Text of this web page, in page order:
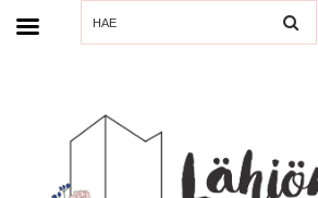
SEARCH